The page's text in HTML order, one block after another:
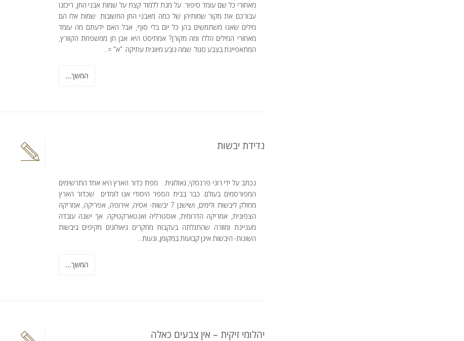
מאחורי כל שם עומד סיפור. על מנת ללמוד קצת על שמות אבני החן, ריכזנו
עבורכם את מקור שמותיהן של כמה מאבני החן החשובות. שמות אלו הם
מילים שאנו משתמשים בהן כל יום בלי סוף, אבל האם ידעתם מה עומד
מאחורי המילים הללו ומה מקורן? אמתיסט היא אבן חן ממשפחת הקוורץ,
המתאפיינת בצבע סגול. שמה נובע מיוונית עתיקה: "א" =...
המשך...
נדידת יבשות
נכתב על ידי רוני פרנסקי, גאולוגית. מפת כדור הארץ היא אחד התרשימים
המפורסמים בעולם. כבר בבית הספר היסודי אנו לומדים שכדור הארץ
מחולק ליבשות ולימים, ושישנן 7 יבשות- אסיה, אירופה, אפריקה, אמריקה
הצפונית, אמריקה הדרומית, אוסטרליה ואנטארקטיקה. אך ישנה עובדה
מעניינת ומוזרה שהתגלתה בעקבות מחקרים גיאולוגים מקיפים ביבשות
השונות- היבשות אינן קבועות במקומן, ונעות...
המשך...
יהלומי זיקית – אין צבעים כאלה